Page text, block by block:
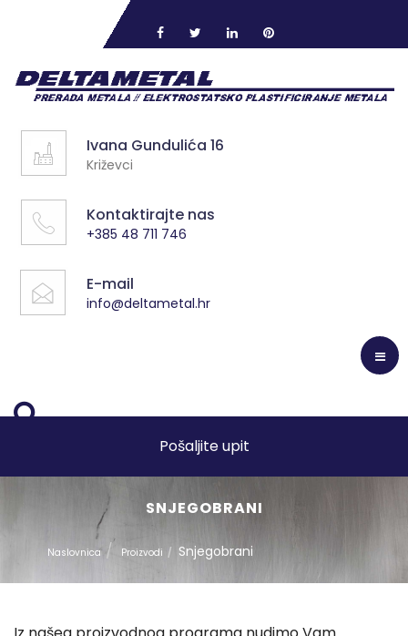
Ivana Gundulića 16
Križevci
Kontaktirajte nas
+385 48 711 746
E-mail
info@deltametal.hr
Pošaljite upit
SNJEGOBRANI
Naslovnica Proizvodi Snjegobrani